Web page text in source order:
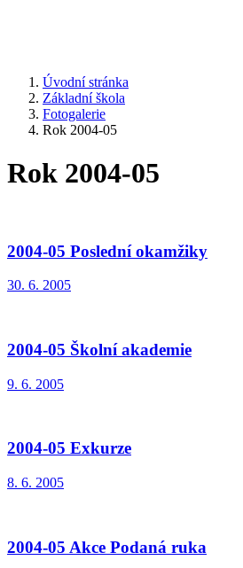
Úvodní stránka
Základní škola
Fotogalerie
Rok 2004-05
Rok 2004-05
2004-05 Poslední okamžiky
30. 6. 2005
2004-05 Školní akademie
9. 6. 2005
2004-05 Exkurze
8. 6. 2005
2004-05 Akce Podaná ruka